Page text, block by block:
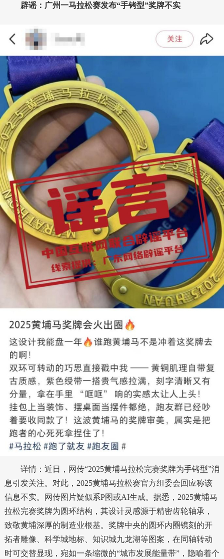
辟谣：广州一马拉松赛发布“手铐型”奖牌不实
详情：近日，网传“2025黄埔马拉松完赛奖牌为手铐型”消
息引发关注。对此，2025黄埔马拉松赛官方组委会回应称该
信息不实。网传图片疑似系P图或AI生成。据悉，2025黄埔马
拉松完赛奖牌为圆环结构，其设计灵感源于精密齿轮轴承，
致敬黄埔深厚的制造业根基。奖牌中央的圆环内圈镌刻的开
拓者雕像、科学城地标、知识城九龙湖等图案，在同轴转动
时可交替显现，宛如一条缩微的“城市发展能量带”，隐喻着个